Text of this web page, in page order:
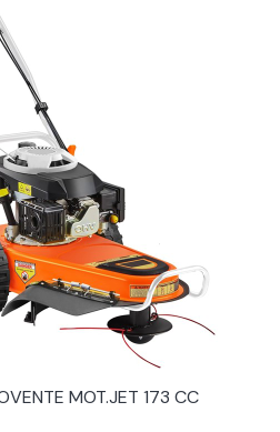
MOT.JET 173 CC